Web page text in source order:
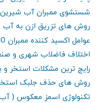
شستشوی ممبران آب
روش های تزریق ازن به آب
عوامل اکسید کننده ممبران RO
اختلاف فاضلاب شهری و
رایج ترین مشکلات استخر
روش های حذف جلبک
تکنولوژی اسمز معکوس (